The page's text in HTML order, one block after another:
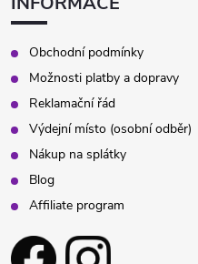
Obchodní podmínky
Možnosti platby a dopravy
Reklamační řád
Výdejní místo (osobní odběr)
Nákup na splátky
Blog
Affiliate program